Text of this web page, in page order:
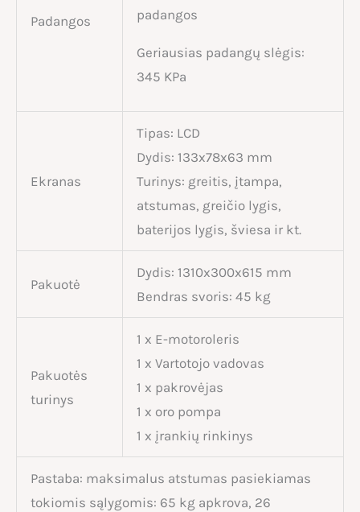
Padangos
padangos
Geriausias padangų slėgis:
345 KPa
Ekranas
Tipas: LCD
Dydis: 133x78x63 mm
Turinys: greitis, įtampa,
atstumas, greičio lygis,
baterijos lygis, šviesa ir kt.
Pakuotė
Dydis: 1310x300x615 mm
Bendras svoris: 45 kg
Pakuotės
turinys
1 x E-motoroleris
1 x Vartotojo vadovas
1 x pakrovėjas
1 x oro pompa
1 x įrankių rinkinys
Pastaba: maksimalus atstumas pasiekiamas
tokiomis sąlygomis: 65 kg apkrova, 26